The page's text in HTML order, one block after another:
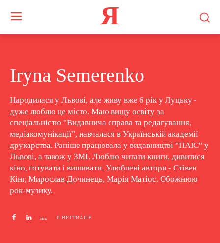
Я
Iryna Semerenko
Народилася у Львові, але живу вже 6 рік у Луцьку -
дуже люблю це місто. Маю вищу освіту за
спеціальністю "Видавнича справа та редагування,
медіакомунікації", навчалася в Українській академії
друкарства. Раніше працювала у видавництві "ПАІС" у
Львові, а також у ЗМІ. Люблю читати книги, дивитися
кіно, готувати і вишивати. Улюблені автори - Стівен
Кінг, Мирослав Дочинець, Марія Матіос. Обожнюю
рок-музику.
0 BEITRÄGE